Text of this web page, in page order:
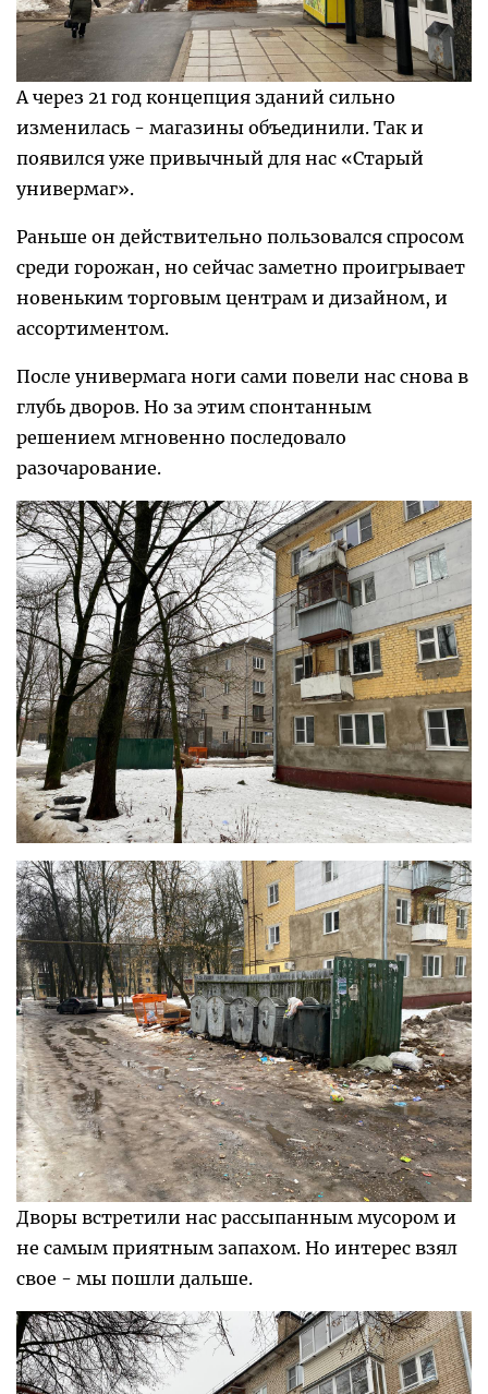
А через 21 год концепция зданий сильно
изменилась - магазины объединили. Так и
появился уже привычный для нас «Старый
универмаг».
Раньше он действительно пользовался спросом
среди горожан, но сейчас заметно проигрывает
новеньким торговым центрам и дизайном, и
ассортиментом.
После универмага ноги сами повели нас снова в
глубь дворов. Но за этим спонтанным
решением мгновенно последовало
разочарование.
Дворы встретили нас рассыпанным мусором и
не самым приятным запахом. Но интерес взял
свое - мы пошли дальше.